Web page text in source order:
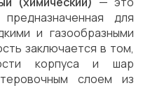
для
и газообразными
заключается в том,
корпуса и шар
слоем из